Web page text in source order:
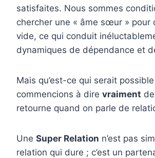
satisfaites. Nous sommes
chercher une « âme sœur » pour
vide, ce qui conduit
dynamiques de dépendance et
Mais qu’est-ce qui serait
commencions à dire vraiment
retourne quand on parle de
Une Super Relation n’est pas
relation qui dure ; c’est un